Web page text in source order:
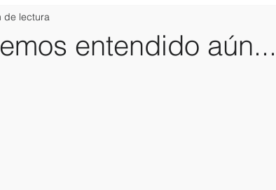
entendido aún...
de lectura